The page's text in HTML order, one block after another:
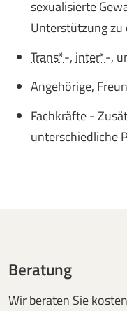
sexualisierte
Unterstützung zu
Trans*-,inter*-,
Angehörige,
Fachkräfte -
unterschiedliche
Beratung
Wir beraten Sie